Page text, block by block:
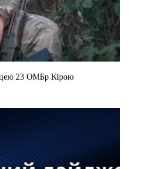
23 ОМБр Кірою